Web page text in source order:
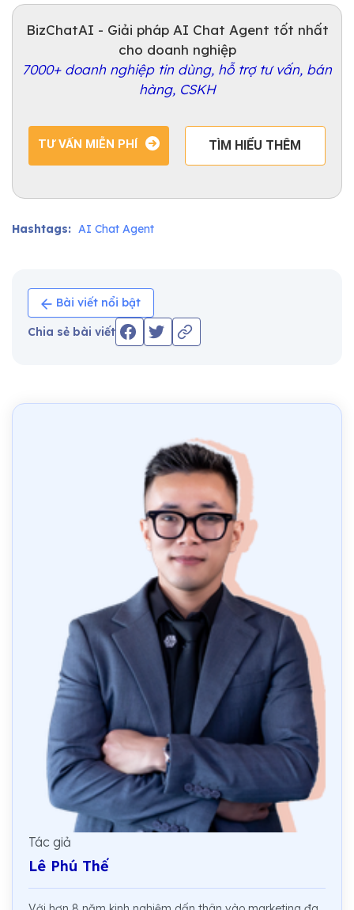
BizChatAI - Giải pháp AI Chat Agent tốt nhất
cho doanh nghiệp
7000+ doanh nghiệp tin dùng, hỗ trợ tư vấn, bán
hàng, CSKH
TƯ VẤN MIỄN PHÍ TÌM HIỂU THÊM
Hashtags: AI Chat Agent
Bài viết nổi bật
Chia sẻ bài viết
Tác giả
Lê Phú Thế